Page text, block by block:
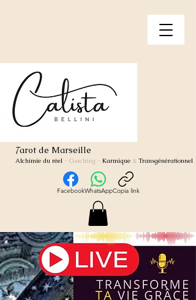
Tarot de Marseille
Alchimie du réel - Coaching - Karmique & Transgénérationnel
FacebookWhatsAppCopia link